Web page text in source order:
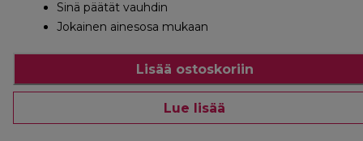
Sinä päätät vauhdin
Jokainen ainesosa mukaan
Lisää ostoskoriin
Lue lisää